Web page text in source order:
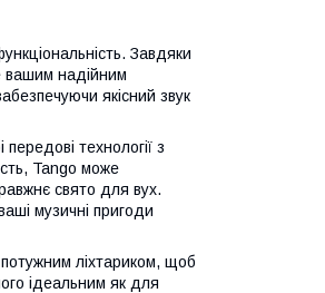
Завдяки
вашим надійним
якісний звук
технології з
Tango може
свято для вух.
музичні пригоди
ліхтариком, щоб
ідеальним як для